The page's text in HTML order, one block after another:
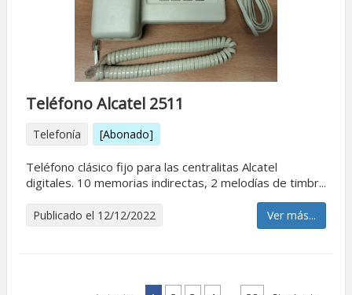
Teléfono Alcatel 2511
Telefonía [Abonado]
Teléfono clásico fijo para las centralitas Alcatel
digitales. 10 memorias indirectas, 2 melodías de timbr...
Publicado el 12/12/2022 Ver más...